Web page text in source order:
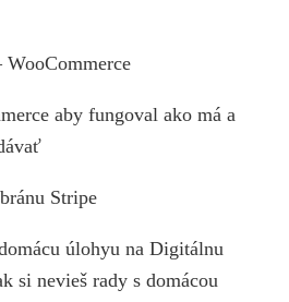
WooCommerce
aby fungoval ako má a
Stripe
úlohyu na Digitálnu
si nevieš rady s domácou